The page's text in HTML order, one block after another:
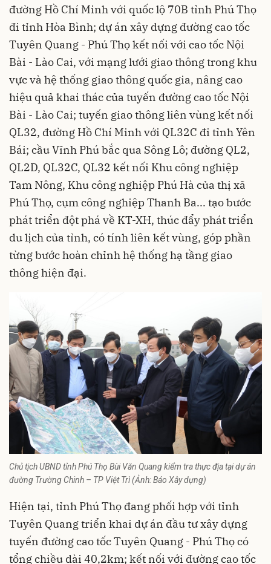
đường Hồ Chí Minh với quốc lộ 70B tỉnh Phú Thọ
đi tỉnh Hòa Bình; dự án xây dựng đường cao tốc
Tuyên Quang - Phú Thọ kết nối với cao tốc Nội
Bài - Lào Cai, với mạng lưới giao thông trong khu
vực và hệ thống giao thông quốc gia, nâng cao
hiệu quả khai thác của tuyến đường cao tốc Nội
Bài - Lào Cai; tuyến giao thông liên vùng kết nối
QL32, đường Hồ Chí Minh với QL32C đi tỉnh Yên
Bái; cầu Vĩnh Phú bắc qua Sông Lô; đường QL2,
QL2D, QL32C, QL32 kết nối Khu công nghiệp
Tam Nông, Khu công nghiệp Phú Hà của thị xã
Phú Thọ, cụm công nghiệp Thanh Ba... tạo bước
phát triển đột phá về KT-XH, thúc đẩy phát triển
du lịch của tỉnh, có tính liên kết vùng, góp phần
từng bước hoàn chỉnh hệ thống hạ tầng giao
thông hiện đại.
Chủ tịch UBND tỉnh Phú Thọ Bùi Văn Quang kiểm tra thực địa tại dự án
đường Trường Chinh – TP Việt Trì (Ảnh: Báo Xây dựng)
Hiện tại, tỉnh Phú Thọ đang phối hợp với tỉnh
Tuyên Quang triển khai dự án đầu tư xây dựng
tuyến đường cao tốc Tuyên Quang - Phú Thọ có
tổng chiều dài 40,2km; kết nối với đường cao tốc